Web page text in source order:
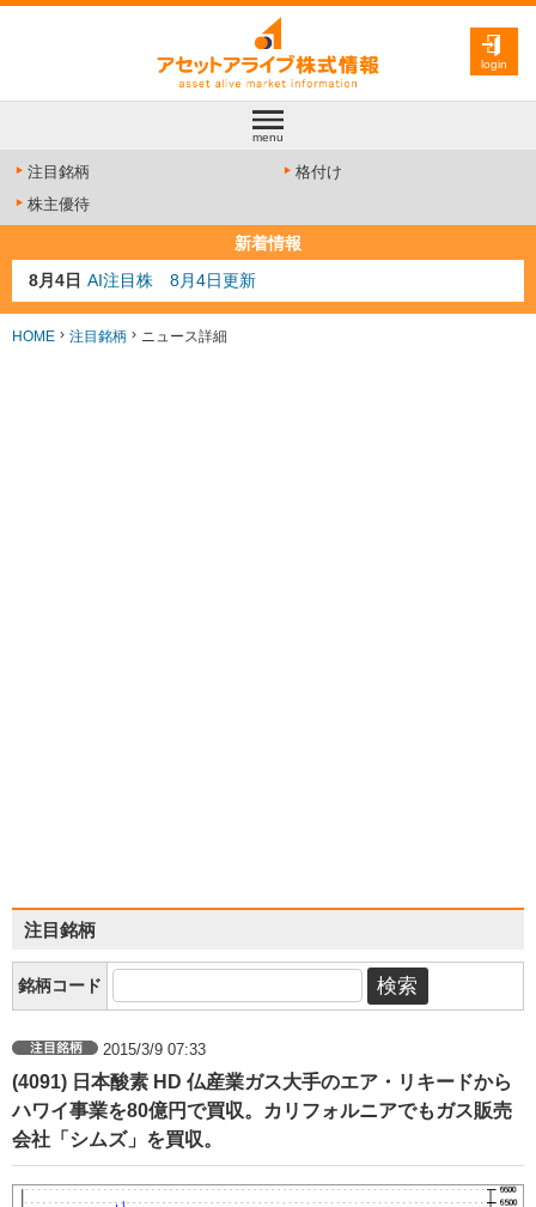
login
menu
注目銘柄
格付け
株主優待
新着情報
8月4日 AI注目株 8月4日更新
8月3日 人気業種注目株 8月3日更新
8月2日 金融注目株 8月2日更新
HOME 注目銘柄 ニュース詳細
注目銘柄
銘柄コード
2015/3/9 07:33
(4091) 日本酸素 HD 仏産業ガス大手のエア・リキードから
ハワイ事業を80億円で買収。カリフォルニアでもガス販売
会社「シムズ」を買収。